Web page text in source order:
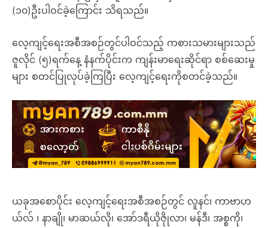
(၁၀)ဦးပါဝင်ခဲ့ကြောင်း သိရသည်။
လေ့ကျင့်ရေးအစီအစဉ်တွင်ပါဝင်သည့် ကစားသမားများသည်
ဇူလိုင် (၅)ရက်နေ့ နံနက်ပိုင်းက ကျန်းမာရေးဆိုင်ရာ စစ်ဆေးမှု
များ စတင်ပြုလုပ်ခဲ့ကြပြီး လေ့ကျင့်ရေးကိုစတင်ခဲ့သည်။
ယခုအစောပိုင်း လေ့ကျင့်ရေးအစီအစဉ်တွင် လူနင်၊ ကာဗာဟ
ယ်လ် ၊ နာချို၊ မာဆယ်လို၊ အော်ဒရီယိုဇိုုလာ၊ မန်ဒီ၊ အစ္စကို၊